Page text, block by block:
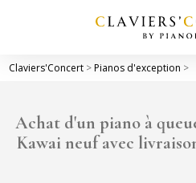
Claviers'Concert >Pianos d'exception >
Achat d'un piano à
Kawai neuf avec